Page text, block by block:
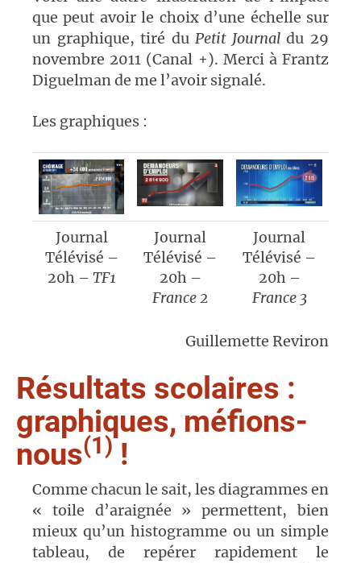
que peut avoir le choix d’une échelle sur
un graphique, tiré duPetit Journaldu 29
novembre 2011 (Canal +). Merci à Frantz
Diguelman de me l’avoir signalé.
Les graphiques :
Journal
Télévisé –
20h – TF1
Journal
Télévisé –
20h –
France 2
Journal
Télévisé –
20h –
France 3
Guillemette Reviron
Résultats scolaires :
graphiques, méfions-
nous(1) !
Comme chacun le sait, les diagrammes en
« toile d’araignée » permettent, bien
mieux qu’un histogramme ou un simple
tableau, de repérer rapidement le